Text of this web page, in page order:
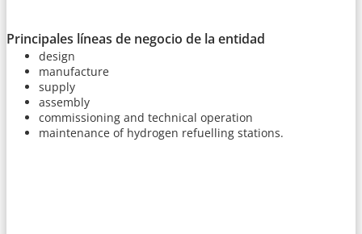
Principales líneas de negocio de la entidad
design
manufacture
supply
assembly
commissioning and technical operation
maintenance of hydrogen refuelling stations.